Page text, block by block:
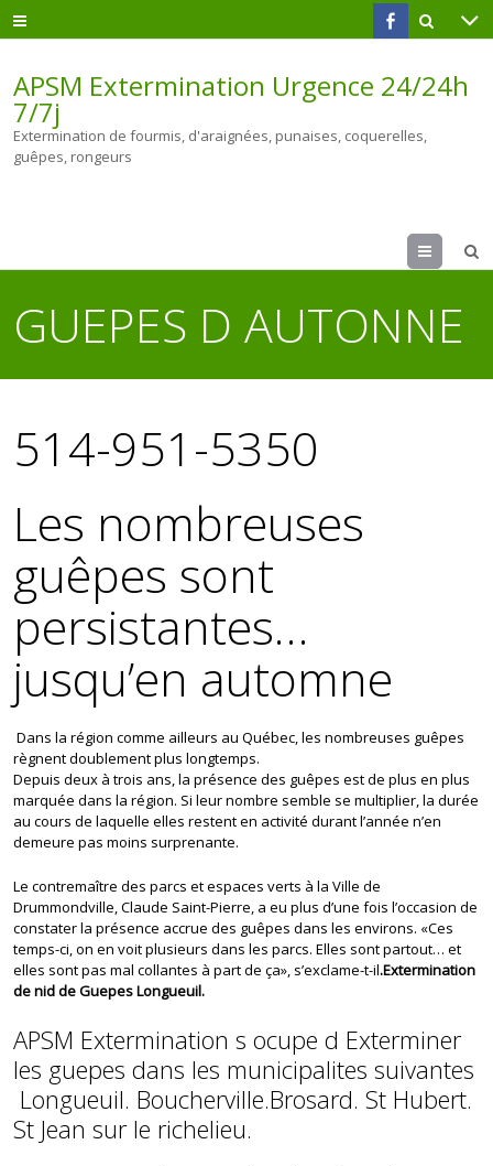
APSM Extermination Urgence 24/24h
7/7j
Extermination de fourmis, d'araignées, punaises, coquerelles,
guêpes, rongeurs
Menu
GUEPES D AUTONNE
514-951-5350
Les nombreuses
guêpes sont
persistantes…
jusqu’en automne
Dans la région comme ailleurs au Québec, les nombreuses guêpes
règnent doublement plus longtemps.
Depuis deux à trois ans, la présence des guêpes est de plus en plus
marquée dans la région. Si leur nombre semble se multiplier, la durée
au cours de laquelle elles restent en activité durant l’année n’en
demeure pas moins surprenante.
Le contremaître des parcs et espaces verts à la Ville de
Drummondville, Claude Saint-Pierre, a eu plus d’une fois l’occasion de
constater la présence accrue des guêpes dans les environs. «Ces
temps-ci, on en voit plusieurs dans les parcs. Elles sont partout… et
elles sont pas mal collantes à part de ça», s’exclame-t-il.Extermination
de nid de Guepes Longueuil.
APSM Extermination s ocupe d Exterminer
les guepes dans les municipalites suivantes
Longueuil. Boucherville.Brosard. St Hubert.
St Jean sur le richelieu.